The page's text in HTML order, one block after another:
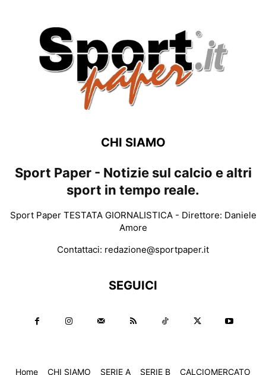
CHI SIAMO
Sport Paper - Notizie sul calcio e altri
sport in tempo reale.
Sport Paper TESTATA GIORNALISTICA - Direttore: Daniele
Amore
Contattaci: redazione@sportpaper.it
SEGUICI
Home CHI SIAMO SERIE A SERIE B CALCIOMERCATO